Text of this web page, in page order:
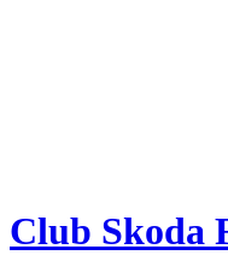
Club Skoda